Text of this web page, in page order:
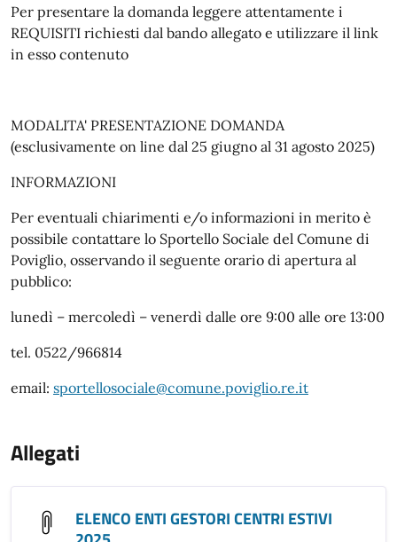
Per presentare la domanda leggere attentamente i
REQUISITI richiesti dal bando allegato e utilizzare il link
in esso contenuto
MODALITA' PRESENTAZIONE DOMANDA
(esclusivamente on line dal 25 giugno al 31 agosto 2025)
INFORMAZIONI
Per eventuali chiarimenti e/o informazioni in merito è
possibile contattare lo Sportello Sociale del Comune di
Poviglio, osservando il seguente orario di apertura al
pubblico:
lunedì – mercoledì – venerdì dalle ore 9:00 alle ore 13:00
tel. 0522/966814
email: sportellosociale@comune.poviglio.re.it
Allegati
ELENCO ENTI GESTORI CENTRI ESTIVI